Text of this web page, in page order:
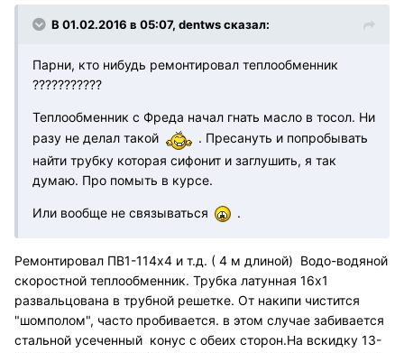
В 01.02.2016 в 05:07, dentws сказал:
Парни, кто нибудь ремонтировал теплообменник
???????????
Теплообменник с Фреда начал гнать масло в тосол. Ни
разу не делал такой
. Пресануть и попробывать
найти трубку которая сифонит и заглушить, я так
думаю. Про помыть в курсе.
Или вообще не связываться .
Ремонтировал ПВ1-114х4 и т.д. ( 4 м длиной) Водо-водяной
скоростной теплообменник. Трубка латунная 16х1
развальцована в трубной решетке. От накипи чистится
"шомполом", часто пробивается. в этом случае забивается
стальной усеченный конус с обеих сторон.На вскидку 13-